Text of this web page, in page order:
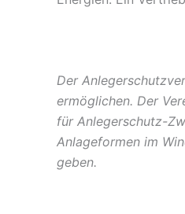
Der
ermöglichen. Der
für Anlegerschutz-
Anlageformen im
geben.